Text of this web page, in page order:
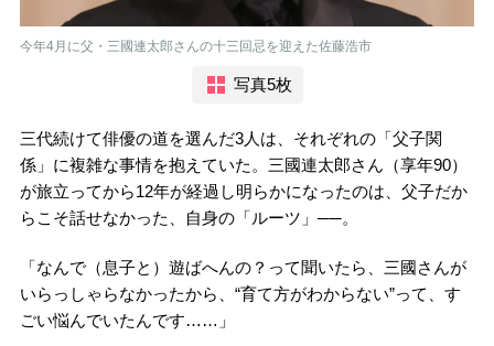
今年4月に父・三國連太郎さんの十三回忌を迎えた佐藤浩市
写真5枚
三代続けて俳優の道を選んだ3人は、それぞれの「父子関
係」に複雑な事情を抱えていた。三國連太郎さん（享年90）
が旅立ってから12年が経過し明らかになったのは、父子だか
らこそ話せなかった、自身の「ルーツ」──。
「なんで（息子と）遊ばへんの？って聞いたら、三國さんが
いらっしゃらなかったから、“育て方がわからない”って、す
ごい悩んでいたんです……」